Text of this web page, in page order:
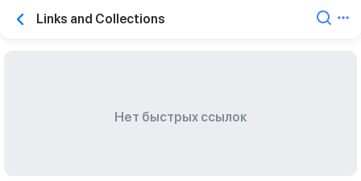
Links and Collections
Нет быстрых ссылок